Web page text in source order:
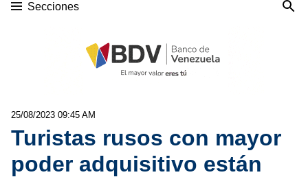
Secciones
25/08/2023 09:45 AM
Turistas rusos con mayor
poder adquisitivo están